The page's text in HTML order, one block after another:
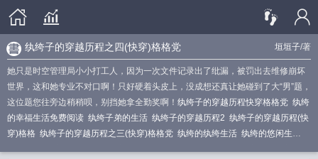
垣垣子/著
纨绔子的穿越历程之四(快穿)格格党
她只是时空管理局小小打工人，因为一次文件记录出了纰漏，被罚出去维修崩坏
世界，这和她专业不对口啊！只好硬着头皮上，没成想还真让她碰到了大“男”题，
这位题您往旁边稍稍呗，别挡她拿全勤奖啊！ 纨绔子的穿越历程快穿格格党 纨绔
的幸福生活免费阅读 纨绔子弟的生活 纨绔子的穿越历程2 纨绔子的穿越历程(快
穿)格格 纨绔子的穿越历程之三(快穿)格格党 纨绔的纨绔生活 纨绔的悠闲生